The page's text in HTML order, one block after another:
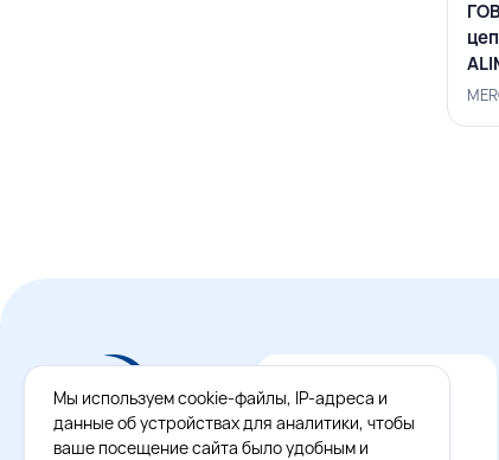
Мы используем cookie-файлы, IP-адреса и
данные об устройствах для аналитики, чтобы
ваше посещение сайта было удобным и